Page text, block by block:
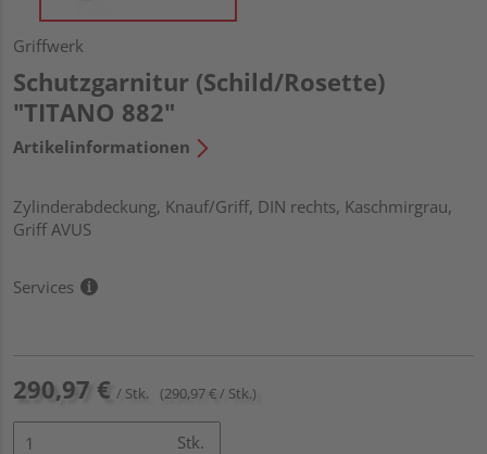
Griffwerk
Schutzgarnitur (Schild/Rosette)
"TITANO 882"
Artikelinformationen
Zylinderabdeckung, Knauf/Griff, DIN rechts, Kaschmirgrau,
Griff AVUS
Services
290,97 € / Stk. (290,97 € / Stk.)
Stk.